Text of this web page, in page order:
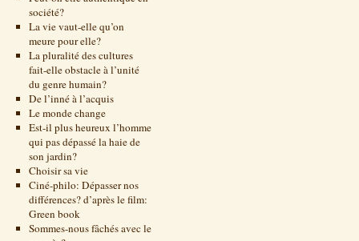
société?
La vie vaut-elle qu’on
meure pour elle?
La pluralité des cultures
fait-elle obstacle à l’unité
du genre humain?
De l’inné à l’acquis
Le monde change
Est-il plus heureux l’homme
qui pas dépassé la haie de
son jardin?
Choisir sa vie
Ciné-philo: Dépasser nos
différences? d’après le film:
Green book
Sommes-nous fâchés avec le